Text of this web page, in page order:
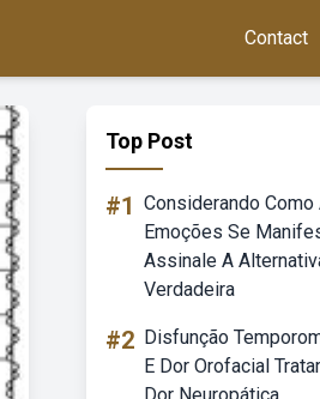
Contact
Top Post
#1 Considerando Como
Emoções Se
Assinale A
Verdadeira
#2 Disfunção
E Dor Orofacial